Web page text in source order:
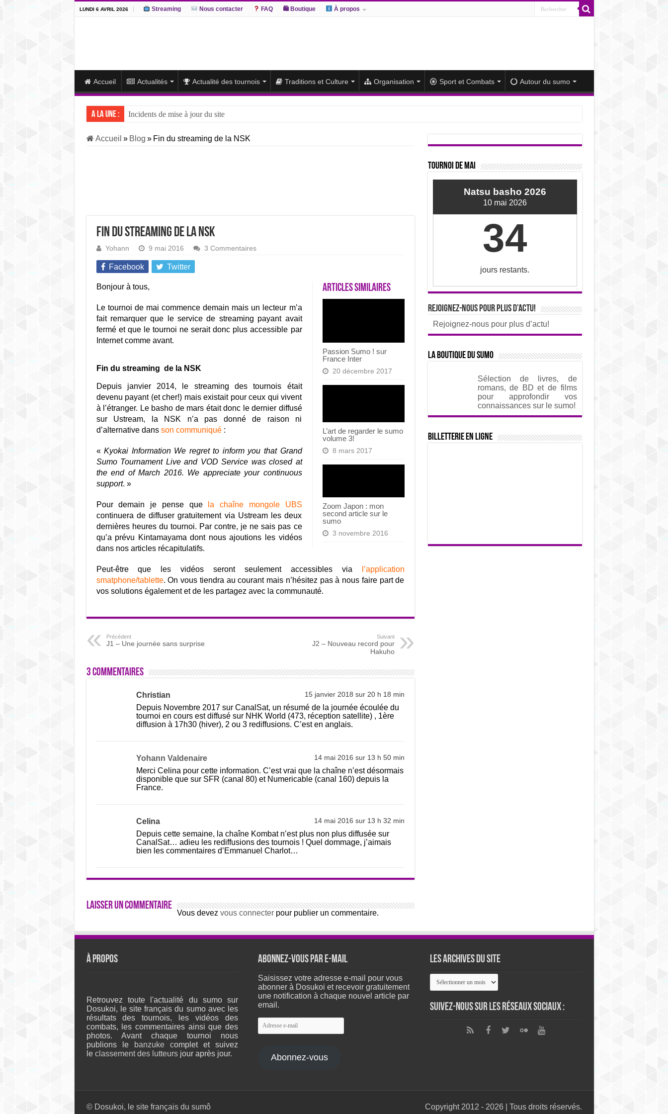
LUNDI 6 AVRIL 2026 Streaming Nous contacter FAQ 🛍 Boutique À propos
Accueil Actualités Actualité des tournois Traditions et Culture Organisation Sport et Combats Autour du sumo
A la une :
Incidents de mise à jour du site
J13 – Aonishiki conserve la tête du classement et poursuit sa série de victoires face à un Hoshoryu diminué
Accueil » Blog » Fin du streaming de la NSK
Fin du streaming de la NSK
Yohann 9 mai 2016 3 Commentaires
Facebook Twitter
Articles similaires
Passion Sumo ! sur
France Inter
20 décembre 2017
L’art de regarder le sumo
volume 3!
8 mars 2017
Zoom Japon : mon
second article sur le
sumo
3 novembre 2016
Bonjour à tous,
Le tournoi de mai commence demain mais un lecteur m’a
fait remarquer que le service de streaming payant avait
fermé et que le tournoi ne serait donc plus accessible par
Internet comme avant.
Fin du streaming de la NSK
Depuis janvier 2014, le streaming des tournois était
devenu payant (et cher!) mais existait pour ceux qui vivent
à l’étranger. Le basho de mars était donc le dernier diffusé
sur Ustream, la NSK n’a pas donné de raison ni
d’alternative dans son communiqué:
«Kyokai Information We regret to inform you that Grand
Sumo Tournament Live and VOD Service was closed at
the end of March 2016. We appreciate your continuous
support. »
Pour demain je pense que
la chaîne mongole UBS
continuera de diffuser gratuitement via Ustream les deux
dernières heures du tournoi. Par contre, je ne sais pas ce
qu’a prévu Kintamayama dont nous ajoutions les vidéos
dans nos articles récapitulatifs.
Peut-être que les vidéos seront seulement accessibles via
l’application
smatphone/tablette. On vous tiendra au courant mais n’hésitez pas à nous faire part de
vos solutions également et de les partagez avec la communauté.
Précédent
J1 – Une journée sans surprise
Suivant
J2 – Nouveau record pour
Hakuho
3 commentaires
Christian 15 janvier 2018 sur 20 h 18 min
Depuis Novembre 2017 sur CanalSat, un résumé de la journée écoulée du
tournoi en cours est diffusé sur NHK World (473, réception satellite) , 1ère
diffusion à 17h30 (hiver), 2 ou 3 rediffusions. C’est en anglais.
Yohann Valdenaire 14 mai 2016 sur 13 h 50 min
Merci Celina pour cette information. C’est vrai que la chaîne n’est désormais
disponible que sur SFR (canal 80) et Numericable (canal 160) depuis la
France.
Celina 14 mai 2016 sur 13 h 32 min
Depuis cette semaine, la chaîne Kombat n’est plus non plus diffusée sur
CanalSat… adieu les rediffusions des tournois ! Quel dommage, j’aimais
bien les commentaires d’Emmanuel Charlot…
Laisser un commentaire
Vous devez vous connecterpour publier un commentaire.
Tournoi de mai
Natsu basho 2026
10 mai 2026
34
jours restants.
Rejoignez-nous pour plus d’actu!
Rejoignez-nous pour plus d’actu!
La boutique du sumo
Sélection de livres, de
romans, de BD et de films
pour approfondir vos
connaissances sur le sumo!
Billetterie en ligne
À propos
Retrouvez toute l'actualité du sumo sur
Dosukoi, le site français du sumo avec les
résultats des tournois, les vidéos des
combats, les commentaires ainsi que des
photos. Avant chaque tournoi nous
publions le
banzuke complet et suivez
le classement des lutteursjour après jour.
Abonnez-vous par e-mail
Saisissez votre adresse e-mail pour vous
abonner à Dosukoi et recevoir gratuitement
une notification à chaque nouvel article par
email.
Adresse
e-
Abonnez-vous
Les archives du site
Les
archives
site
Suivez-nous sur les réseaux sociaux :
Copyright 2012 - 2026 | Tous droits réservés.
© Dosukoi, le site français du sumô